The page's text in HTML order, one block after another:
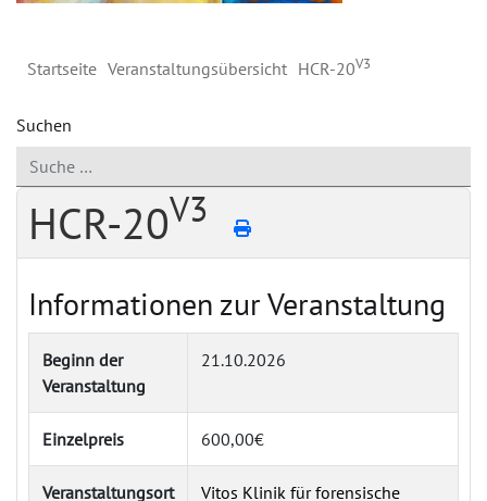
Startseite Veranstaltungsübersicht HCR-20V3
Suchen
HCR-20V3
Informationen zur Veranstaltung
Beginn der
Veranstaltung
21.10.2026
Einzelpreis 600,00€
Veranstaltungsort Vitos Klinik für forensische